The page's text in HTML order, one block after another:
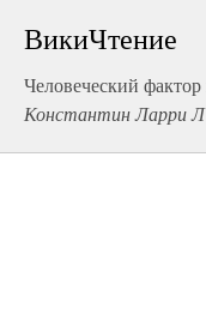
ВикиЧтение
Человеческий
Константин Ларри Л